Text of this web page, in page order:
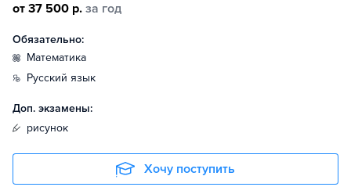
от 37 500 р. за год
Обязательно:
математика
русский язык
Доп. экзамены:
рисунок
Хочу поступить